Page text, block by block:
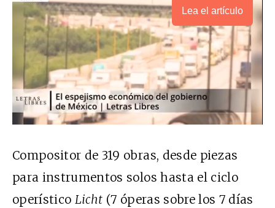
Lea el artículo
Compositor de 319 obras, desde piezas
para instrumentos solos hasta el ciclo
operístico Licht (7 óperas sobre los 7 días